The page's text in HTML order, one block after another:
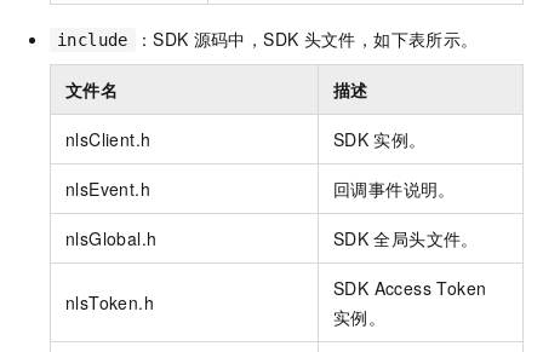
include ：SDK 源码中，SDK 头文件，如下表所示。
文件名 描述
nlsClient.h SDK 实例。
nlsEvent.h 回调事件说明。
nlsGlobal.h SDK 全局头文件。
nlsToken.h
SDK Access Token
实例。